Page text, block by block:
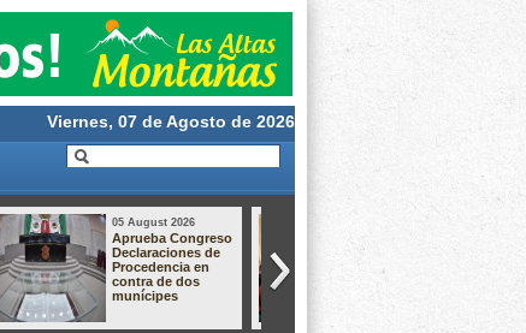
Viernes, 07 de Agosto de 2026
05 August 2026
Dan hasta 60 años
de prisión a dos
responsables de
secuestro
agravado en
descontento por el